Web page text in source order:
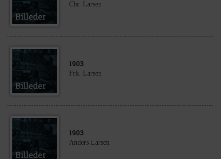
Chr. Larsen
1903
Frk. Larsen
1903
Anders Larsen